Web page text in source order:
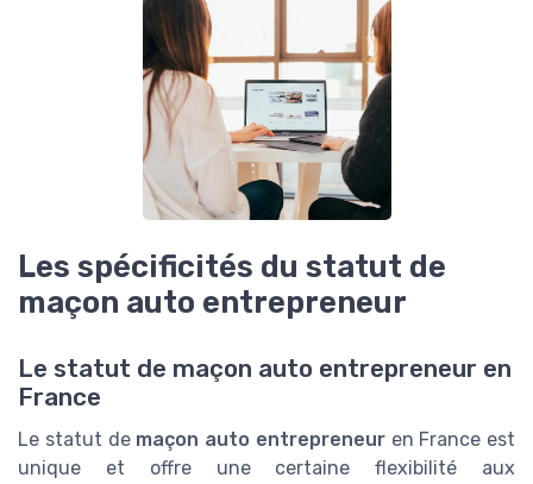
Les spécificités du statut de
maçon auto entrepreneur
Le statut de maçon auto entrepreneur en
France
Le statut de maçon auto entrepreneuren France est
unique et offre une certaine flexibilité aux